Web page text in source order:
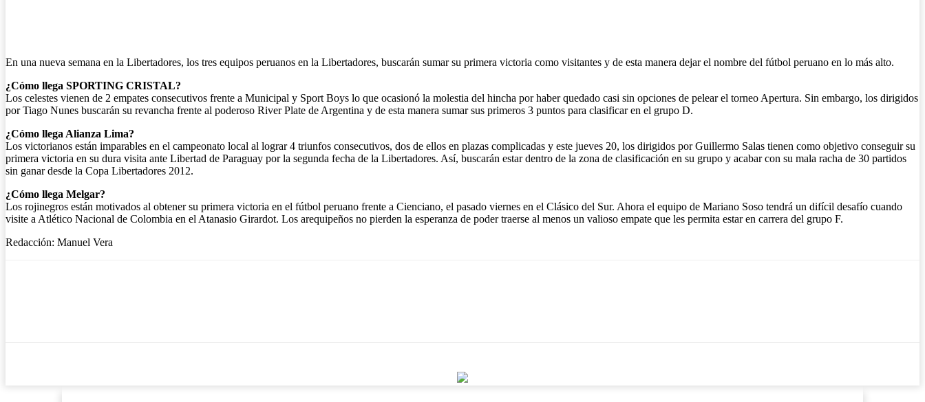
En una nueva semana en la Libertadores, los tres equipos peruanos en la Libertadores, buscarán sumar su primera victoria como visitantes y de esta manera dejar el nombre del fútbol peruano en lo más alto.
¿Cómo llega SPORTING CRISTAL?
Los celestes vienen de 2 empates consecutivos frente a Municipal y Sport Boys lo que ocasionó la molestia del hincha por haber quedado casi sin opciones de pelear el torneo Apertura. Sin embargo, los dirigidos
por Tiago Nunes buscarán su revancha frente al poderoso River Plate de Argentina y de esta manera sumar sus primeros 3 puntos para clasificar en el grupo D.
¿Cómo llega Alianza Lima?
Los victorianos están imparables en el campeonato local al lograr 4 triunfos consecutivos, dos de ellos en plazas complicadas y este jueves 20, los dirigidos por Guillermo Salas tienen como objetivo conseguir su
primera victoria en su dura visita ante Libertad de Paraguay por la segunda fecha de la Libertadores. Así, buscarán estar dentro de la zona de clasificación en su grupo y acabar con su mala racha de 30 partidos
sin ganar desde la Copa Libertadores 2012.
¿Cómo llega Melgar?
Los rojinegros están motivados al obtener su primera victoria en el fútbol peruano frente a Cienciano, el pasado viernes en el Clásico del Sur. Ahora el equipo de Mariano Soso tendrá un difícil desafío cuando
visite a Atlético Nacional de Colombia en el Atanasio Girardot. Los arequipeños no pierden la esperanza de poder traerse al menos un valioso empate que les permita estar en carrera del grupo F.
Redacción: Manuel Vera